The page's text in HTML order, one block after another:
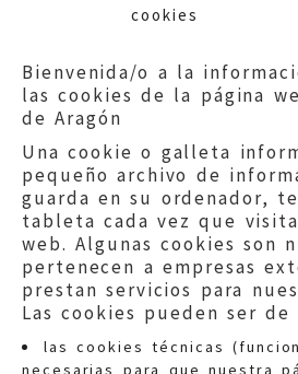
cookies
Bienvenida/o a la
las cookies de la página
de Aragón
Una cookie o galleta
pequeño archivo de
guarda en su ordenador,
tableta cada vez que
web. Algunas cookies son
pertenecen a empresas
prestan servicios para
Las cookies pueden ser
las cookies técnicas
necesarias para que nuestra